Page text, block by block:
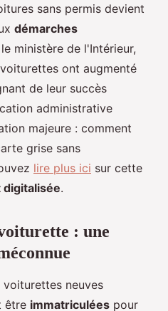
sans permis devient
démarches
ministère de l'Intérieur,
ont augmenté
de leur succès
administrative
majeure : comment
grise sans
lire plus ici sur cette
.
: une
neuves
être immatriculées pour